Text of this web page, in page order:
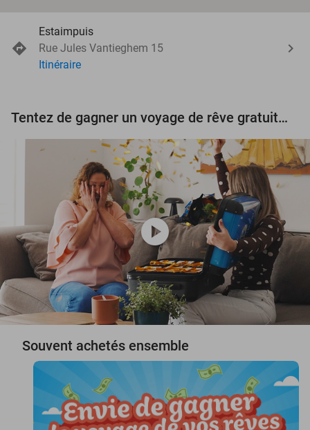
Estaimpuis
Rue Jules Vantieghem 15
Itinéraire
Tentez de gagner un voyage de rêve gratuit d'une valeur de 3.000 € !
play_circle
Souvent achetés ensemble